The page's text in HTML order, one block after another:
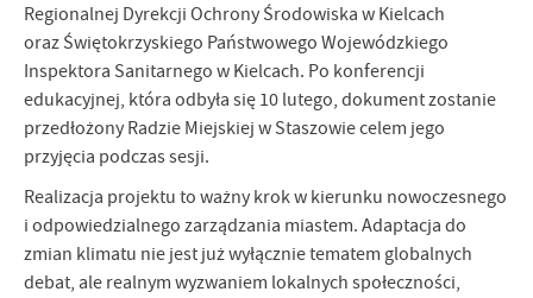
Regionalnej Dyrekcji Ochrony Środowiska w Kielcach
oraz Świętokrzyskiego Państwowego Wojewódzkiego
Inspektora Sanitarnego w Kielcach. Po konferencji
edukacyjnej, która odbyła się 10 lutego, dokument zostanie
przedłożony Radzie Miejskiej w Staszowie celem jego
przyjęcia podczas sesji.
Realizacja projektu to ważny krok w kierunku nowoczesnego
i odpowiedzialnego zarządzania miastem. Adaptacja do
zmian klimatu nie jest już wyłącznie tematem globalnych
debat, ale realnym wyzwaniem lokalnych społeczności,